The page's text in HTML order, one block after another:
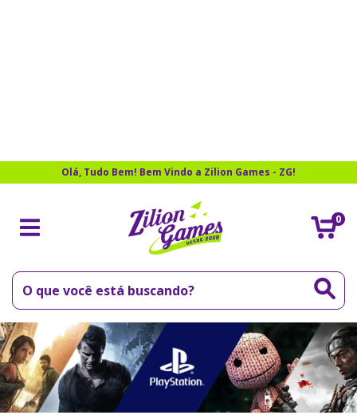
Olá, Tudo Bem! Bem Vindo a Zilion Games - ZG!
0